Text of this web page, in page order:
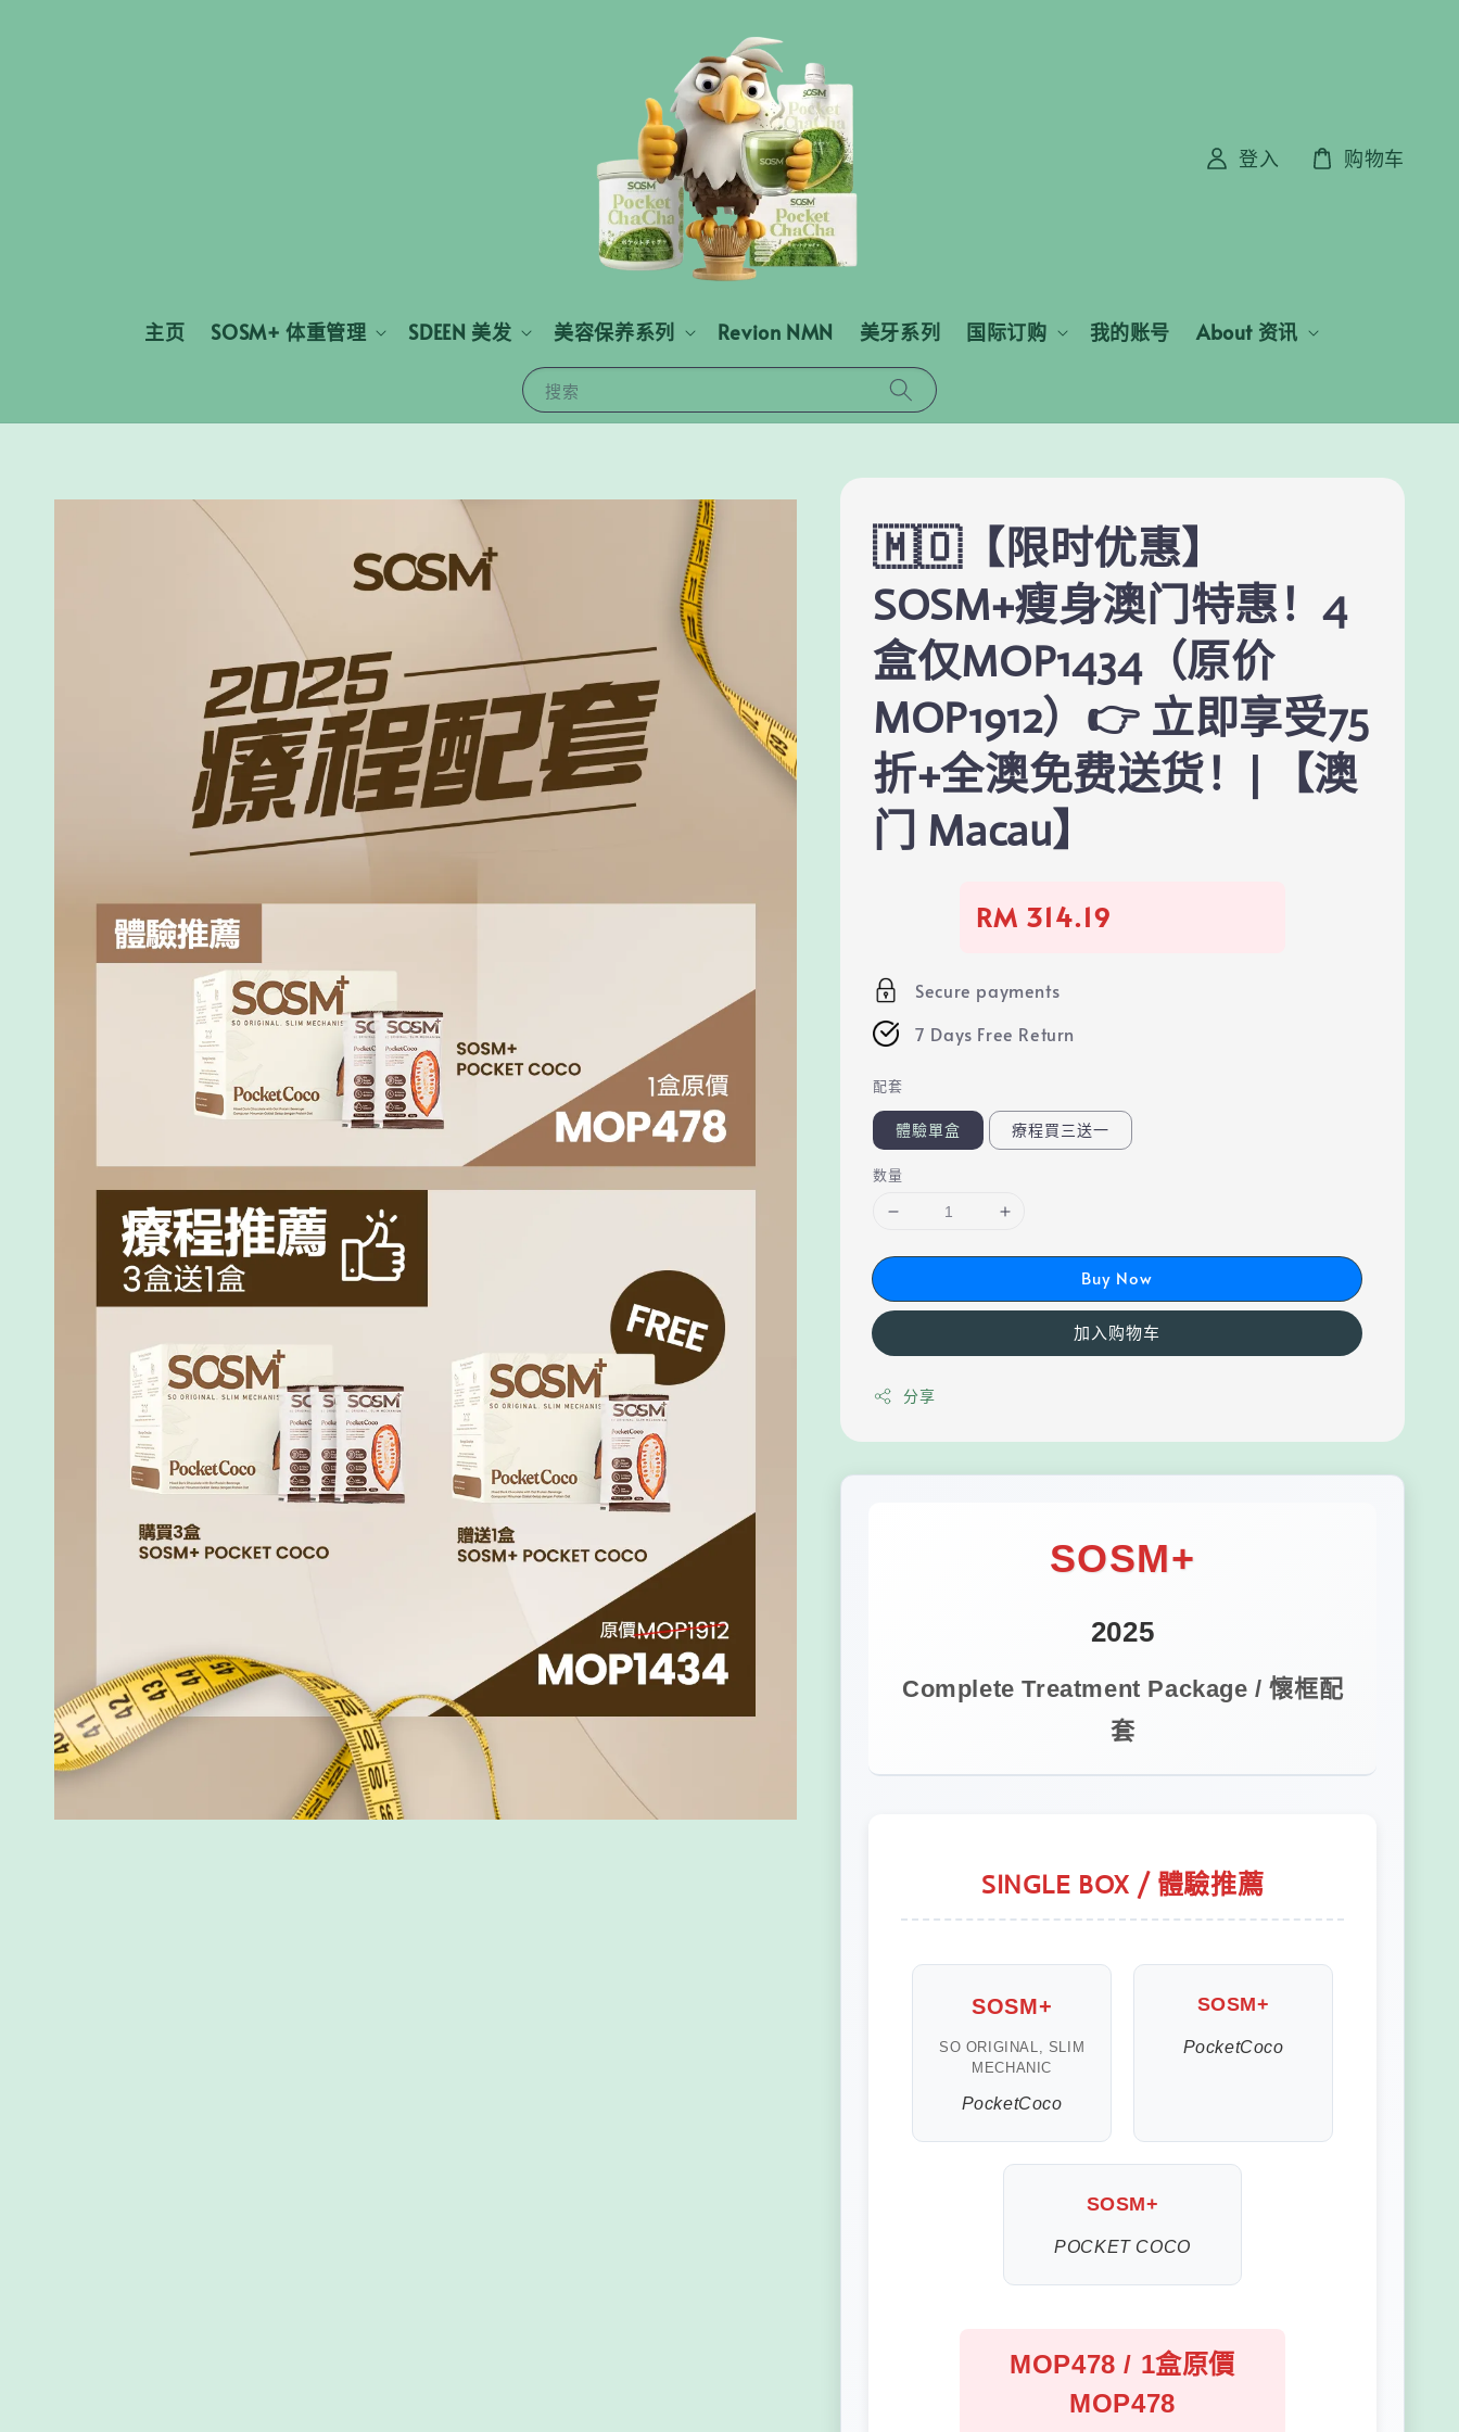
搜索
主页 SOSM+ 体重管理 SDEEN 美发 美容保养系列 Revion NMN 美牙系列 国际订购 我的账号 About 资讯
登入 购物车
🇲🇴【限时优惠】
SOSM+瘦身澳门特惠！4
盒仅MOP1434（原价
MOP1912）👉 立即享受75
折+全澳免费送货！| 【澳
门 Macau】
Regular
RM 314.19
Secure payments
7 Days Free Return
配套
體驗單盒 療程買三送一
数量
Buy Now
加入购物车
分享
SOSM+
2025
Complete Treatment Package / 懷框配
套
SINGLE BOX / 體驗推薦
SOSM+
SO ORIGINAL, SLIM
MECHANIC
PocketCoco
SOSM+
PocketCoco
SOSM+
POCKET COCO
MOP478 / 1盒原價
MOP478